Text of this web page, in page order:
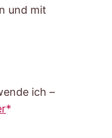
und mit
ich –